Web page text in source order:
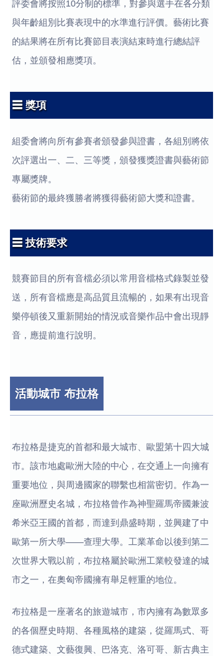
評委會將按照10分制的標準，對參與選手在各分類
與年齡組別比賽表現中的水準進行評價。藝術比賽
的結果將在所有比賽節目表演結束時進行總結評
估，並頒發相應獎項。
☰ 獎項
組委會將向所有參賽者頒發參與證書，各組別將依
次評選出一、二、三等獎，頒發獲獎證書與藝術節
專屬獎牌。
藝術節的最終獲勝者將獲得藝術節大獎和證書。
☰ 技術要求
競賽節目的所有音檔必須以常用音檔格式錄製並發
送，所有音檔應是高品質且流暢的，如果有出現音
樂停頓後又重新開始的情況或音樂作品中會出現靜
音，應提前進行說明。
活動城市 布拉格
布拉格是捷克的首都和最大城市、歐盟第十四大城
市。該市地處歐洲大陸的中心，在交通上一向擁有
重要地位，與周邊國家的聯繫也相當密切。作為一
座歐洲歷史名城，布拉格曾作為神聖羅馬帝國兼波
希米亞王國的首都，而達到鼎盛時期，並興建了中
歐第一所大學——查理大學。工業革命以後到第二
次世界大戰以前，布拉格屬於歐洲工業較發達的城
市之一，在奧匈帝國擁有舉足輕重的地位。
布拉格是一座著名的旅遊城市，市內擁有為數眾多
的各個歷史時期、各種風格的建築，從羅馬式、哥
德式建築、文藝復興、巴洛克、洛可哥、新古典主